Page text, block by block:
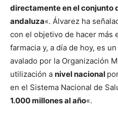
directamente en el conjunto
andaluza«. Álvarez ha
con el objetivo de hacer más
farmacia y, a día de hoy, es
avalado por la Organización
utilización a nivel nacional
en el Sistema Nacional de
1.000 millones al año«.